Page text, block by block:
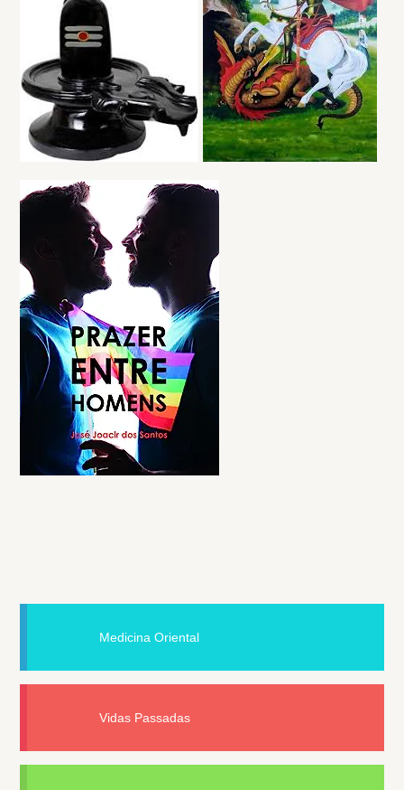
Medicina Oriental
Vidas Passadas